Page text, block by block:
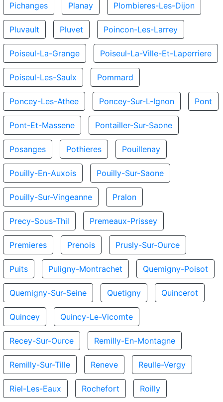
Pichanges Planay Plombieres-Les-Dijon
Pluvault Pluvet Poincon-Les-Larrey
Poiseul-La-Grange Poiseul-La-Ville-Et-Laperriere
Poiseul-Les-Saulx Pommard
Poncey-Les-Athee Poncey-Sur-L-Ignon Pont
Pont-Et-Massene Pontailler-Sur-Saone
Posanges Pothieres Pouillenay
Pouilly-En-Auxois Pouilly-Sur-Saone
Pouilly-Sur-Vingeanne Pralon
Precy-Sous-Thil Premeaux-Prissey
Premieres Prenois Prusly-Sur-Ource
Puits Puligny-Montrachet Quemigny-Poisot
Quemigny-Sur-Seine Quetigny Quincerot
Quincey Quincy-Le-Vicomte
Recey-Sur-Ource Remilly-En-Montagne
Remilly-Sur-Tille Reneve Reulle-Vergy
Riel-Les-Eaux Rochefort Roilly